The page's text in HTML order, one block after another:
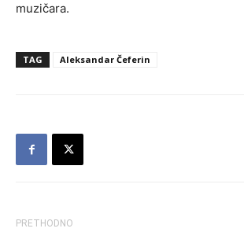
muzičara.
TAG Aleksandar Čeferin
PRETHODNO